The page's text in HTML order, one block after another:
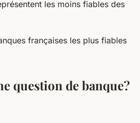
les moins fiables des
question de banque?